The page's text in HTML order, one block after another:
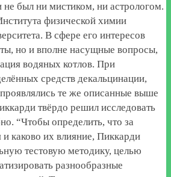
был ни мистиком, ни астрологом.
физической химии
В сфере его интересов
но и вполне насущные вопросы,
водяных котлов. При
средств декальцинации,
те же описанные выше
твёрдо решил исследовать
“Чтобы определить, что за
каково их влияние, Пиккарди
тестовую методику, целью
разнообразные